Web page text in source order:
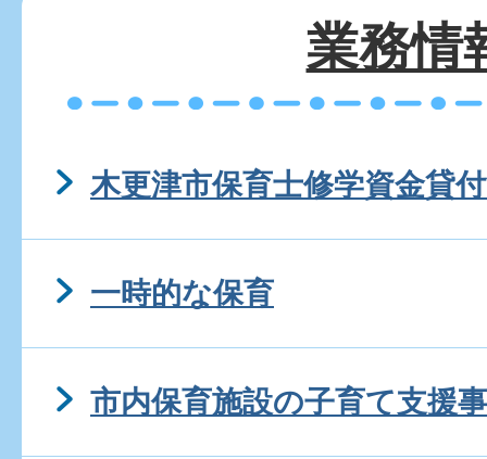
業務情
木更津市保育士修学資金貸
一時的な保育
市内保育施設の子育て支援